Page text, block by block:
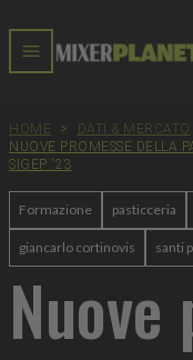
HOME > DATI & MERCATO
NUOVE PROMESSE DELLA
SIGEP '23
Formazione pasticceria
giancarlo cortinovis santi
Nuove